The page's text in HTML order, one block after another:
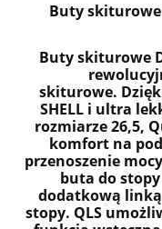
Buty skiturowe
Buty skiturowe
skiturowe.
SHELL i ultra
rozmiarze 26,5,
komfort na
przenoszenie
buta do
dodatkową linką
stopy. QLS